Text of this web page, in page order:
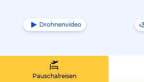
Drohnenvideo
Pauschalreisen